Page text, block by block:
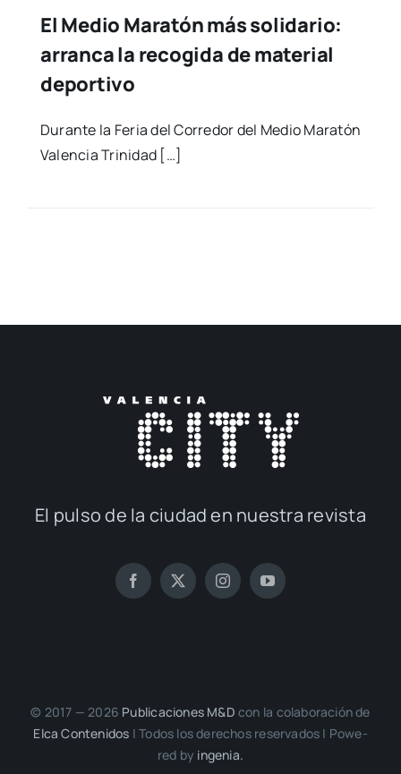
El​ ​Medio​ ​Maratón​ ​​más solidario:
arranca la recogida de material
deportivo
Duran­te la Feria del Corre­dor del Medio Mara­tón
Valen­cia Tri­ni­dad […]
El pul­so de la ciu­dad en nues­tra revis­ta
© 2017 — 2026 Publi­ca­cio­nes M&D con la cola­bo­ra­ción de
Elca Con­te­ni­dos | Todos los dere­chos reser­va­dos | Powe­
red by inge­nia.